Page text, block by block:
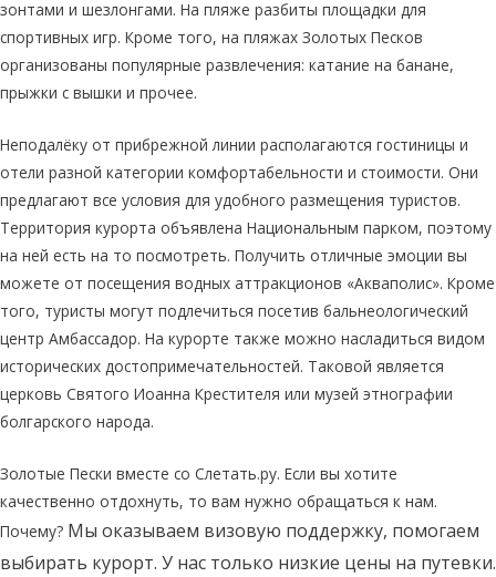
зонтами и шезлонгами. На пляже разбиты площадки для
спортивных игр. Кроме того, на пляжах Золотых Песков
организованы популярные развлечения: катание на банане,
прыжки с вышки и прочее.
Неподалёку от прибрежной линии располагаются гостиницы и
отели разной категории комфортабельности и стоимости. Они
предлагают все условия для удобного размещения туристов.
Территория курорта объявлена Национальным парком, поэтому
на ней есть на то посмотреть. Получить отличные эмоции вы
можете от посещения водных аттракционов «Акваполис». Кроме
того, туристы могут подлечиться посетив бальнеологический
центр Амбассадор. На курорте также можно насладиться видом
исторических достопримечательностей. Таковой является
церковь Святого Иоанна Крестителя или музей этнографии
болгарского народа.
Золотые Пески вместе со Слетать.ру. Если вы хотите
качественно отдохнуть, то вам нужно обращаться к нам.
Почему? Мы оказываем визовую поддержку, помогаем
выбирать курорт. У нас только низкие цены на путевки.